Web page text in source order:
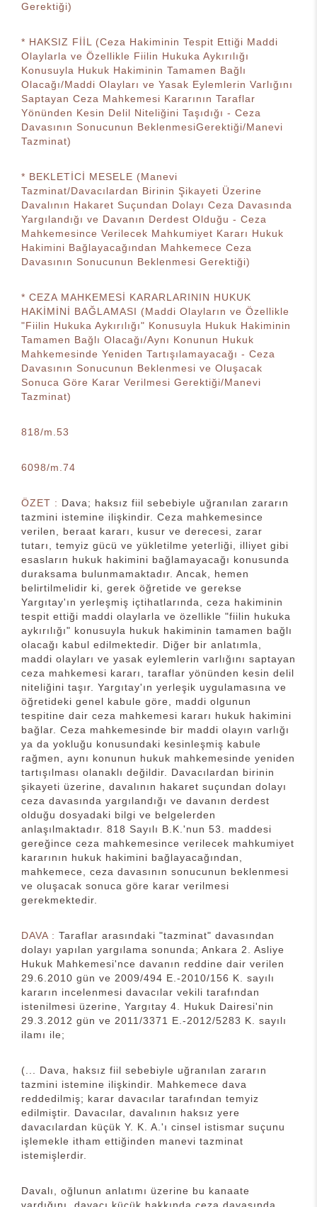
Gerektiği)
* HAKSIZ FİİL (Ceza Hakiminin Tespit Ettiği Maddi
Olaylarla ve Özellikle Fiilin Hukuka Aykırılığı
Konusuyla Hukuk Hakiminin Tamamen Bağlı
Olacağı/Maddi Olayları ve Yasak Eylemlerin Varlığını
Saptayan Ceza Mahkemesi Kararının Taraflar
Yönünden Kesin Delil Niteliğini Taşıdığı - Ceza
Davasının Sonucunun BeklenmesiGerektiği/Manevi
Tazminat)
* BEKLETİCİ MESELE (Manevi
Tazminat/Davacılardan Birinin Şikayeti Üzerine
Davalının Hakaret Suçundan Dolayı Ceza Davasında
Yargılandığı ve Davanın Derdest Olduğu - Ceza
Mahkemesince Verilecek Mahkumiyet Kararı Hukuk
Hakimini Bağlayacağından Mahkemece Ceza
Davasının Sonucunun Beklenmesi Gerektiği)
* CEZA MAHKEMESİ KARARLARININ HUKUK
HAKİMİNİ BAĞLAMASI (Maddi Olayların ve Özellikle
"Fiilin Hukuka Aykırılığı" Konusuyla Hukuk Hakiminin
Tamamen Bağlı Olacağı/Aynı Konunun Hukuk
Mahkemesinde Yeniden Tartışılamayacağı - Ceza
Davasının Sonucunun Beklenmesi ve Oluşacak
Sonuca Göre Karar Verilmesi Gerektiği/Manevi
Tazminat)
818/m.53
6098/m.74
ÖZET : Dava; haksız fiil sebebiyle uğranılan zararın
tazmini istemine ilişkindir. Ceza mahkemesince
verilen, beraat kararı, kusur ve derecesi, zarar
tutarı, temyiz gücü ve yükletilme yeterliği, illiyet gibi
esasların hukuk hakimini bağlamayacağı konusunda
duraksama bulunmamaktadır. Ancak, hemen
belirtilmelidir ki, gerek öğretide ve gerekse
Yargıtay'ın yerleşmiş içtihatlarında, ceza hakiminin
tespit ettiği maddi olaylarla ve özellikle "fiilin hukuka
aykırılığı" konusuyla hukuk hakiminin tamamen bağlı
olacağı kabul edilmektedir. Diğer bir anlatımla,
maddi olayları ve yasak eylemlerin varlığını saptayan
ceza mahkemesi kararı, taraflar yönünden kesin delil
niteliğini taşır. Yargıtay'ın yerleşik uygulamasına ve
öğretideki genel kabule göre, maddi olgunun
tespitine dair ceza mahkemesi kararı hukuk hakimini
bağlar. Ceza mahkemesinde bir maddi olayın varlığı
ya da yokluğu konusundaki kesinleşmiş kabule
rağmen, aynı konunun hukuk mahkemesinde yeniden
tartışılması olanaklı değildir. Davacılardan birinin
şikayeti üzerine, davalının hakaret suçundan dolayı
ceza davasında yargılandığı ve davanın derdest
olduğu dosyadaki bilgi ve belgelerden
anlaşılmaktadır. 818 Sayılı B.K.'nun 53. maddesi
gereğince ceza mahkemesince verilecek mahkumiyet
kararının hukuk hakimini bağlayacağından,
mahkemece, ceza davasının sonucunun beklenmesi
ve oluşacak sonuca göre karar verilmesi
gerekmektedir.
DAVA : Taraflar arasındaki "tazminat" davasından
dolayı yapılan yargılama sonunda; Ankara 2. Asliye
Hukuk Mahkemesi'nce davanın reddine dair verilen
29.6.2010 gün ve 2009/494 E.-2010/156 K. sayılı
kararın incelenmesi davacılar vekili tarafından
istenilmesi üzerine, Yargıtay 4. Hukuk Dairesi'nin
29.3.2012 gün ve 2011/3371 E.-2012/5283 K. sayılı
ilamı ile;
(... Dava, haksız fiil sebebiyle uğranılan zararın
tazmini istemine ilişkindir. Mahkemece dava
reddedilmiş; karar davacılar tarafından temyiz
edilmiştir. Davacılar, davalının haksız yere
davacılardan küçük Y. K. A.'ı cinsel istismar suçunu
işlemekle itham ettiğinden manevi tazminat
istemişlerdir.
Davalı, oğlunun anlatımı üzerine bu kanaate